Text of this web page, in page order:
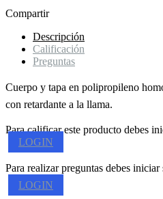
Compartir
Descripción
Calificación
Preguntas
Cuerpo y tapa en polipropileno
con retardante a la llama.
Para calificar este producto debes
LOGIN
Para realizar preguntas debes
LOGIN